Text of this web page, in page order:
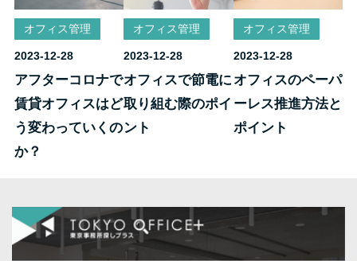
オフィス管理
2023-12-28
アフターコロナで
賃貸オフィスはど
う変わっていくの
か？
オフィス管理
2023-12-28
オフィスで節電に
取り組む際のポイ
ント
オフィス管理
2023-12-28
オフィスのペーパ
ーレス推進方法と
ポイント